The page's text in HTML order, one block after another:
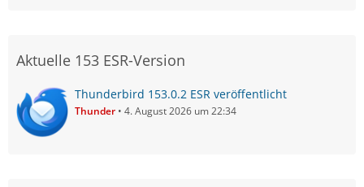
Aktuelle 153 ESR-Version
Thunderbird 153.0.2 ESR veröffentlicht
Thunder 4. August 2026 um 22:34